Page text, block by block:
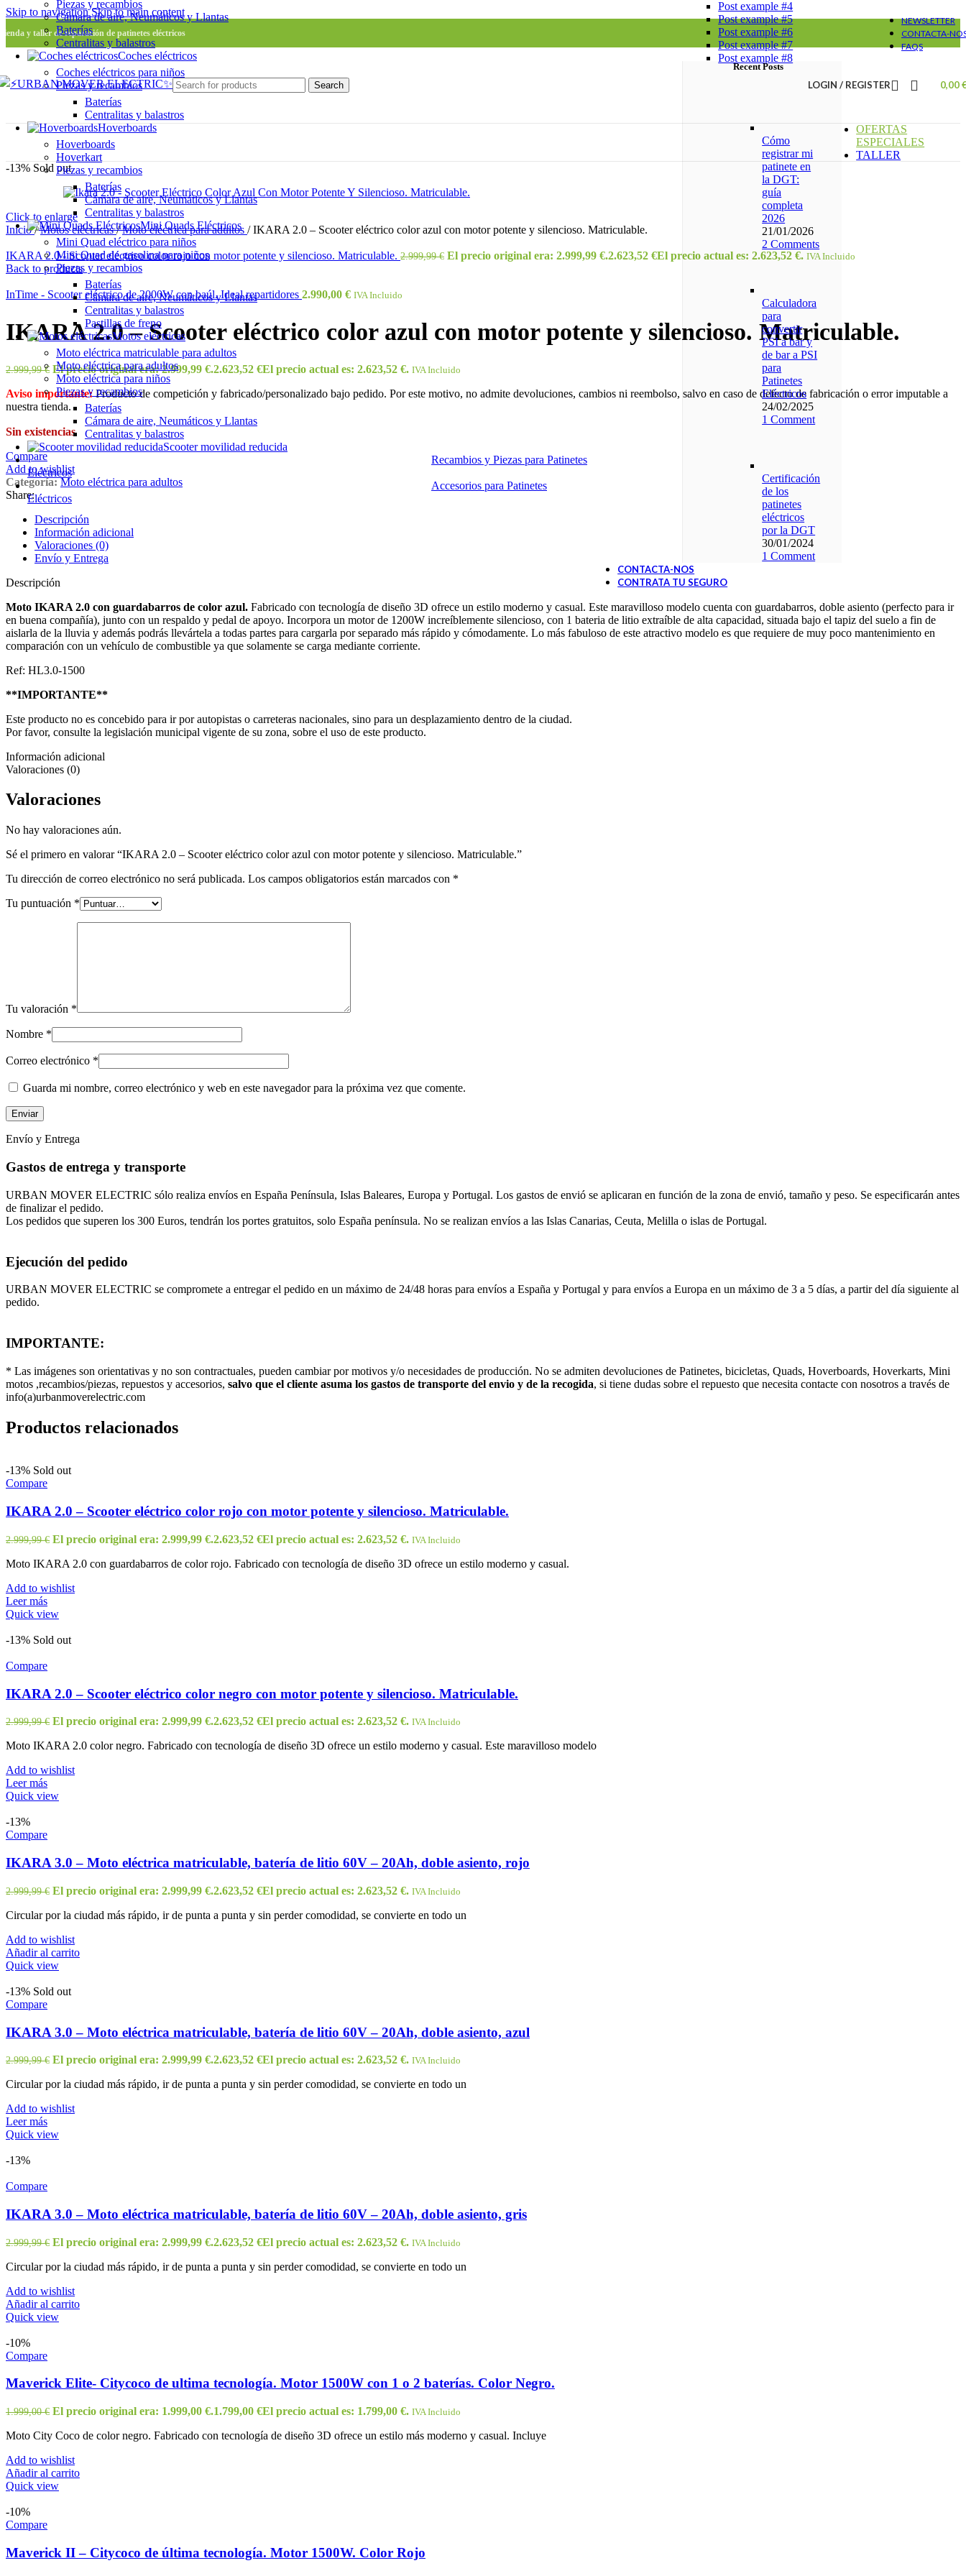
Skip to navigationSkip to main content
y taller de reparación de patinetes eléctricos
NEWSLETTER
CONTACTA-
FAQS
Search LOGIN / REGISTER 0,00
Piezas y recambios
Cámara de aire, Neumáticos y Llantas
Baterías
Centralitas y balastros
Coches eléctricos
Coches eléctricos para niños
Piezas y recambios
Baterías
Centralitas y balastros
Hoverboards
Hoverboards
Hoverkart
Piezas y recambios
Baterías
Cámara de aire, Neumáticos y Llantas
Centralitas y balastros
Mini Quads Eléctricos
Mini Quad eléctrico para niños
Mini Quad de gasolina para niños
Piezas y recambios
Baterías
Cámara de aire, Neumáticos y Llantas
Centralitas y balastros
Pastillas de freno
Motos eléctricas
Moto eléctrica matriculable para adultos
Moto eléctrica para adultos
Moto eléctrica para niños
Piezas y recambios
Baterías
Cámara de aire, Neumáticos y Llantas
Centralitas y balastros
Scooter movilidad reducida
Recambios y Piezas para Patinetes
Eléctricos
Accesorios para Patinetes
Eléctricos
Post example #4
Post example #5
Post example #6
Post example #7
Post example #8
Recent Posts
Cómo
registrar mi
patinete en
la DGT:
guía
completa
2026
21/01/2026
2 Comments
Calculadora
para
convertir
PSI a bar y
de bar a PSI
para
Patinetes
Eléctricos
24/02/2025
1 Comment
Certificación
de los
patinetes
eléctricos
por la DGT
30/01/2024
1 Comment
CONTACTA-NOS
CONTRATA TU SEGURO
OFERTAS
ESPECIALES
TALLER
-13% Sold out
Click to enlarge
Inicio/ Motos eléctricas/ Moto eléctrica para adultos / IKARA 2.0 – Scooter eléctrico color azul con motor potente y silencioso. Matriculable.
IKARA 2.0 - Scooter eléctrico color rojo con motor potente y silencioso. Matriculable. 2.999,99€ El precio original era: 2.999,99 €.2.623,52 €El precio actual es: 2.623,52 €. IVA Incluido
Back to products
InTime - Scooter eléctrico de 2000W con baúl. Ideal repartidores 2.990,00 € IVA Incluido
IKARA 2.0 – Scooter eléctrico color azul con motor potente y silencioso. Matriculable.
2.999,99€ El precio original era: 2.999,99 €.2.623,52 €El precio actual es: 2.623,52 €. IVA Incluido
Aviso importante:Producto de competición y fabricado/personalizado bajo pedido. Por este motivo, no admite devoluciones, cambios ni reembolso, salvo en caso de defecto de fabricación o error imputable a
nuestra tienda.
Sin existencias
Compare
Add to wishlist
Categoría: Moto eléctrica para adultos
Share:
Descripción
Información adicional
Valoraciones (0)
Envío y Entrega
Descripción
Moto IKARA 2.0 con guardabarros de color azul. Fabricado con tecnología de diseño 3D ofrece un estilo moderno y casual. Este maravilloso modelo cuenta con guardabarros, doble asiento (perfecto para ir
en buena compañía), junto con un respaldo y pedal de apoyo. Incorpora un motor de 1200W increíblemente silencioso, con 1 bateria de litio extraíble de alta capacidad, situada bajo el tapiz del suelo a fin de
aislarla de la lluvia y además podrás llevártela a todas partes para cargarla por separado más rápido y cómodamente. Lo más fabuloso de este atractivo modelo es que requiere de muy poco mantenimiento en
comparación con un vehículo de combustible ya que solamente se carga mediante corriente.
Ref: HL3.0-1500
**IMPORTANTE**
Este producto no es concebido para ir por autopistas o carreteras nacionales, sino para un desplazamiento dentro de la ciudad.
Por favor, consulte la legislación municipal vigente de su zona, sobre el uso de este producto.
Información adicional
Valoraciones (0)
Valoraciones
No hay valoraciones aún.
Sé el primero en valorar “IKARA 2.0 – Scooter eléctrico color azul con motor potente y silencioso. Matriculable.”
Tu dirección de correo electrónico no será publicada. Los campos obligatorios están marcados con *
Tu puntuación *
Tu valoración *
Nombre *
Correo electrónico *
Guarda mi nombre, correo electrónico y web en este navegador para la próxima vez que comente.
Envío y Entrega
Gastos de entrega y transporte
URBAN MOVER ELECTRIC sólo realiza envíos en España Península, Islas Baleares, Europa y Portugal. Los gastos de envió se aplicaran en función de la zona de envió, tamaño y peso. Se especificarán antes
de finalizar el pedido.
Los pedidos que superen los 300 Euros, tendrán los portes gratuitos, solo España península. No se realizan envíos a las Islas Canarias, Ceuta, Melilla o islas de Portugal.
Ejecución del pedido
URBAN MOVER ELECTRIC se compromete a entregar el pedido en un máximo de 24/48 horas para envíos a España y Portugal y para envíos a Europa en un máximo de 3 a 5 días, a partir del día siguiente al
pedido.
IMPORTANTE:
* Las imágenes son orientativas y no son contractuales, pueden cambiar por motivos y/o necesidades de producción. No se admiten devoluciones de Patinetes, bicicletas, Quads, Hoverboards, Hoverkarts, Mini
motos ,recambios/piezas, repuestos y accesorios, salvo que el cliente asuma los gastos de transporte del envio y de la recogida, si tiene dudas sobre el repuesto que necesita contacte con nosotros a través de
info(a)urbanmoverelectric.com
Productos relacionados
-13% Sold out
Compare
IKARA 2.0 – Scooter eléctrico color rojo con motor potente y silencioso. Matriculable.
2.999,99€ El precio original era: 2.999,99 €.2.623,52 €El precio actual es: 2.623,52 €. IVA Incluido
Moto IKARA 2.0 con guardabarros de color rojo. Fabricado con tecnología de diseño 3D ofrece un estilo moderno y casual.
Add to wishlist
Leer más
Quick view
-13% Sold out
Compare
IKARA 2.0 – Scooter eléctrico color negro con motor potente y silencioso. Matriculable.
2.999,99€ El precio original era: 2.999,99 €.2.623,52 €El precio actual es: 2.623,52 €. IVA Incluido
Moto IKARA 2.0 color negro. Fabricado con tecnología de diseño 3D ofrece un estilo moderno y casual. Este maravilloso modelo
Add to wishlist
Leer más
Quick view
-13%
Compare
IKARA 3.0 – Moto eléctrica matriculable, batería de litio 60V – 20Ah, doble asiento, rojo
2.999,99€ El precio original era: 2.999,99 €.2.623,52 €El precio actual es: 2.623,52 €. IVA Incluido
Circular por la ciudad más rápido, ir de punta a punta y sin perder comodidad, se convierte en todo un
Add to wishlist
Añadir al carrito
Quick view
-13% Sold out
Compare
IKARA 3.0 – Moto eléctrica matriculable, batería de litio 60V – 20Ah, doble asiento, azul
2.999,99€ El precio original era: 2.999,99 €.2.623,52 €El precio actual es: 2.623,52 €. IVA Incluido
Circular por la ciudad más rápido, ir de punta a punta y sin perder comodidad, se convierte en todo un
Add to wishlist
Leer más
Quick view
-13%
Compare
IKARA 3.0 – Moto eléctrica matriculable, batería de litio 60V – 20Ah, doble asiento, gris
2.999,99€ El precio original era: 2.999,99 €.2.623,52 €El precio actual es: 2.623,52 €. IVA Incluido
Circular por la ciudad más rápido, ir de punta a punta y sin perder comodidad, se convierte en todo un
Add to wishlist
Añadir al carrito
Quick view
-10%
Compare
Maverick Elite- Citycoco de ultima tecnología. Motor 1500W con 1 o 2 baterías. Color Negro.
1.999,00€ El precio original era: 1.999,00 €.1.799,00 €El precio actual es: 1.799,00 €. IVA Incluido
Moto City Coco de color negro. Fabricado con tecnología de diseño 3D ofrece un estilo más moderno y casual. Incluye
Add to wishlist
Añadir al carrito
Quick view
-10%
Compare
Maverick II – Citycoco de última tecnología. Motor 1500W. Color Rojo